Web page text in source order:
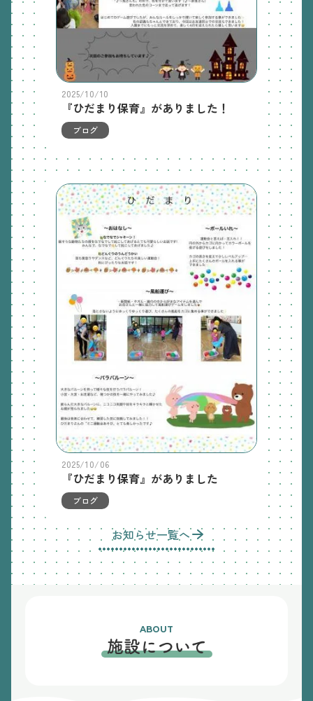
2025/10/10
『ひだまり保育』がありました！
ブログ
2025/10/06
『ひだまり保育』がありました
ブログ
お知らせ一覧へ
ABOUT
施設について